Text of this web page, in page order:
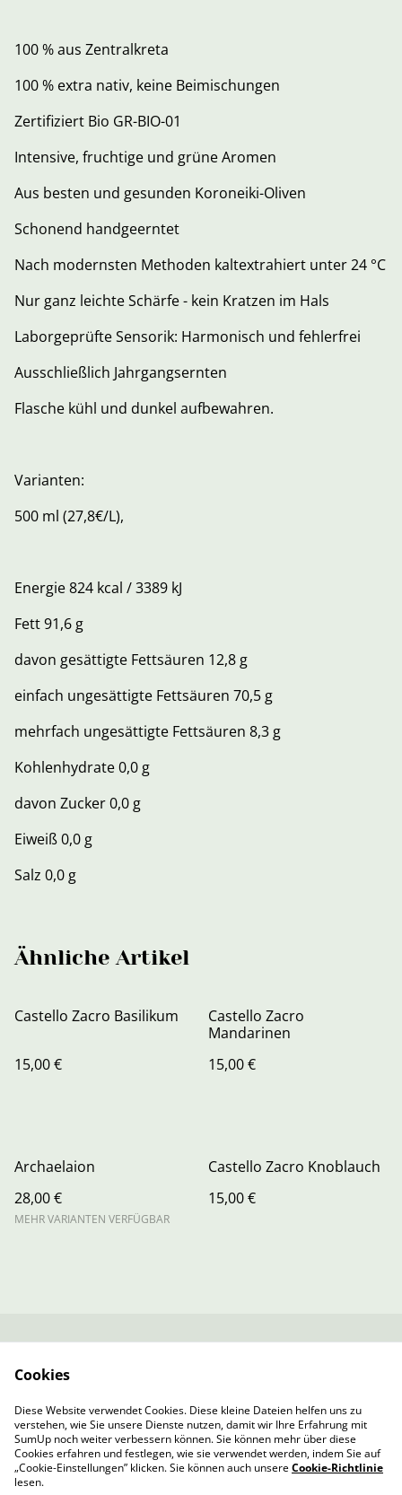
100 % aus Zentralkreta
100 % extra nativ, keine Beimischungen
Zertifiziert Bio GR-BIO-01
Intensive, fruchtige und grüne Aromen
Aus besten und gesunden Koroneiki-Oliven
Schonend handgeerntet
Nach modernsten Methoden kaltextrahiert unter 24 °C
Nur ganz leichte Schärfe - kein Kratzen im Hals
Laborgeprüfte Sensorik: Harmonisch und fehlerfrei
Ausschließlich Jahrgangsernten
Flasche kühl und dunkel aufbewahren.
Varianten:
500 ml (27,8€/L),
Energie 824 kcal / 3389 kJ
Fett 91,6 g
davon gesättigte Fettsäuren 12,8 g
einfach ungesättigte Fettsäuren 70,5 g
mehrfach ungesättigte Fettsäuren 8,3 g
Kohlenhydrate 0,0 g
davon Zucker 0,0 g
Eiweiß 0,0 g
Salz 0,0 g
Ähnliche Artikel
Castello Zacro Basilikum
15,00 €
Castello Zacro
Mandarinen
15,00 €
Archaelaion
28,00 €
MEHR VARIANTEN VERFÜGBAR
Castello Zacro Knoblauch
15,00 €
ungen von SumUp
Impressum
Cookies
Diese Website verwendet Cookies. Diese kleine Dateien helfen uns zu
verstehen, wie Sie unsere Dienste nutzen, damit wir Ihre Erfahrung mit
SumUp noch weiter verbessern können. Sie können mehr über diese
Cookies erfahren und festlegen, wie sie verwendet werden, indem Sie auf
„Cookie-Einstellungen” klicken. Sie können auch unsereCookie-Richtlinie
lesen.